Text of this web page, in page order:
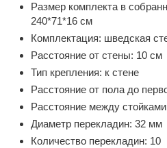
Размер комплекта в
240*71*16 см
Комплектация: шведская
Расстояние от стены: 10 см
Тип крепления: к стене
Расстояние от пола до
Расстояние между
Диаметр перекладин: 32 мм
Количество перекладин: 10